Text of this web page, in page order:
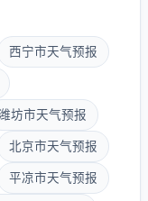
西宁市天气预报
坊市天气预报
北京市天气预报
平凉市天气预报